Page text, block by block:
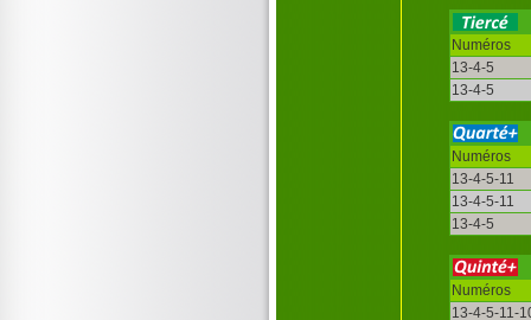
Numéros
13-4-5
13-4-5
Numéros
13-4-5-11
13-4-5-11
13-4-5
Numéros
13-4-5-11-